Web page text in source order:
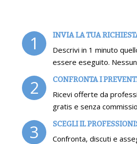
1 INVIA LA TUA
Descrivi in 1 minuto
essere eseguito.
2 CONFRONTA I
Ricevi offerte da
gratis e senza
3 SCEGLI IL
Confronta, discuti e